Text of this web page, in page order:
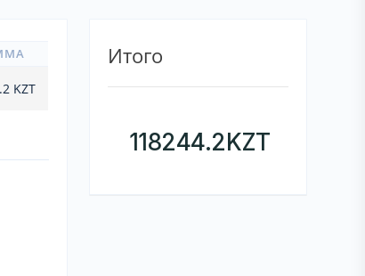
KZT
Итого
118244.2KZT